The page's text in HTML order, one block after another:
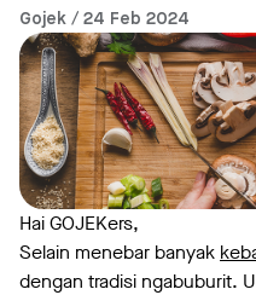
Gojek / 24 Feb 2024
Hai GOJEKers,
Selain menebar banyak
dengan tradisi ngabuburit.